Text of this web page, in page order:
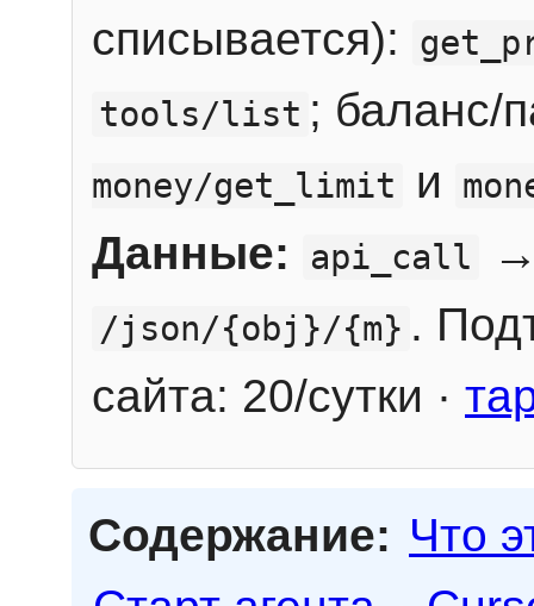
списывается):
tools/list ; баланс/
money/get_limit и
Данные: api_call
/json/{obj}/{m} .
сайта: 20/сутки ·
Содержание: Что